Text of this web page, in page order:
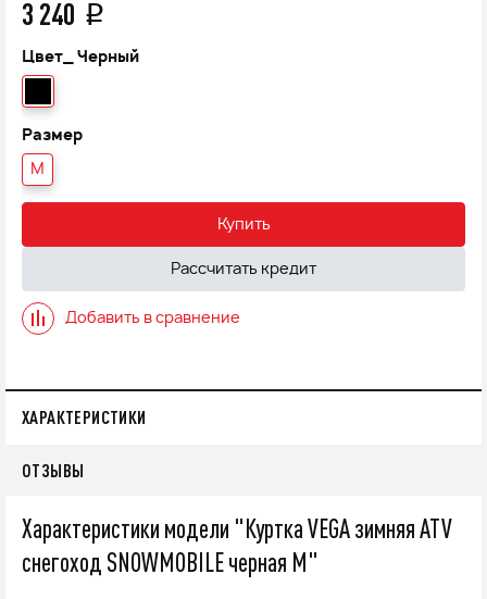
3 240 q
Цвет_ Черный
Размер
М
Купить
Рассчитать кредит
Добавить в сравнение
ХАРАКТЕРИСТИКИ
ОТЗЫВЫ
Характеристики модели "Куртка VEGA зимняя ATV
снегоход SNOWMOBILE черная М"